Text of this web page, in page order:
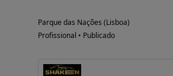
Parque das Nações (Lisboa)
Profissional • Publicado